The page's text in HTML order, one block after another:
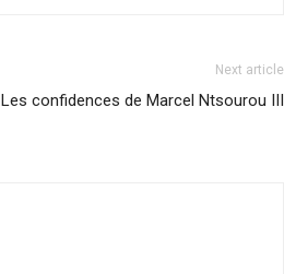
Next article
Les confidences de Marcel Ntsourou III